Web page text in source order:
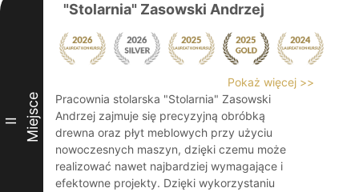
II Miejsce
"Stolarnia" Zasowski Andrzej
Pokaż więcej >>
Pracownia stolarska "Stolarnia" Zasowski
Andrzej zajmuje się precyzyjną obróbką
drewna oraz płyt meblowych przy użyciu
nowoczesnych maszyn, dzięki czemu może
realizować nawet najbardziej wymagające i
efektowne projekty. Dzięki wykorzystaniu